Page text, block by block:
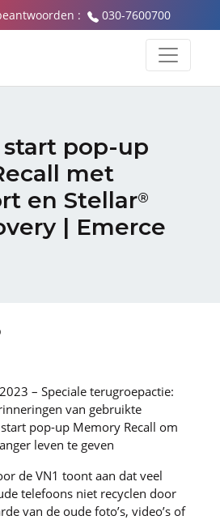
: 030-7600700
pop-up
met
en Stellar®
| Emerce
– Speciale terugroepactie:
van gebruikte
pop-up Memory Recall om
leven te geven
de VN1 toont aan dat veel
telefoons niet recyclen door
van de oude foto’s, video’s of